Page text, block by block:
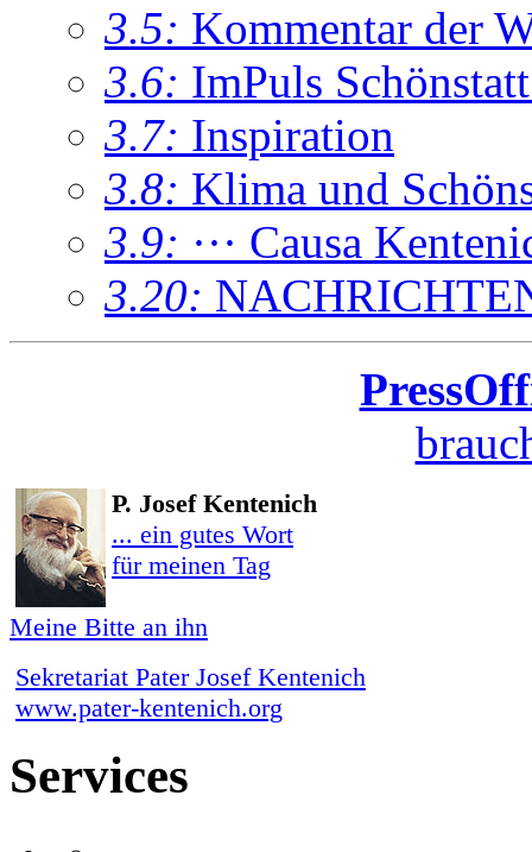
3.5: Kommentar der
3.6: ImPuls
3.7: Inspiration
3.8: Klima und
3.9: ··· Causa
3.20:
P. Josef Kentenich
... ein gutes Wort
für meinen Tag
Meine Bitte an ihn
Sekretariat Pater Josef Kentenich
www.pater-kentenich.org
Services